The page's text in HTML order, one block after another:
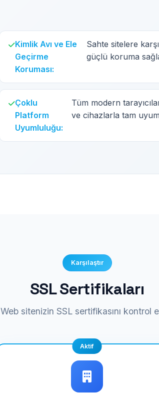
Kimlik Avı ve Ele
Geçirme
Koruması:
Sahte sitelere karşı
güçlü koruma
Çoklu
Platform
Uyumluluğu:
Tüm modern
ve cihazlarla tam uyum
Karşılaştır
SSL Sertifikaları
Web sitenizin SSL sertifikasını kontrol
Aktif